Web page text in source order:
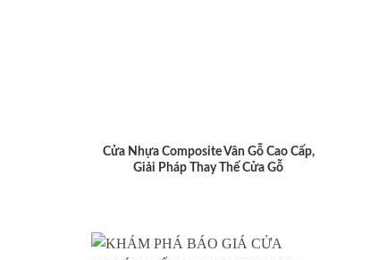
Cửa Nhựa Composite Vân Gỗ Cao Cấp,
Giải Pháp Thay Thế Cửa Gỗ